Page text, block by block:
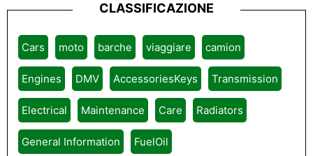
CLASSIFICAZIONE
Cars moto barche viaggiare camion
Engines DMV AccessoriesKeys Transmission
Electrical Maintenance Care Radiators
General Information FuelOil